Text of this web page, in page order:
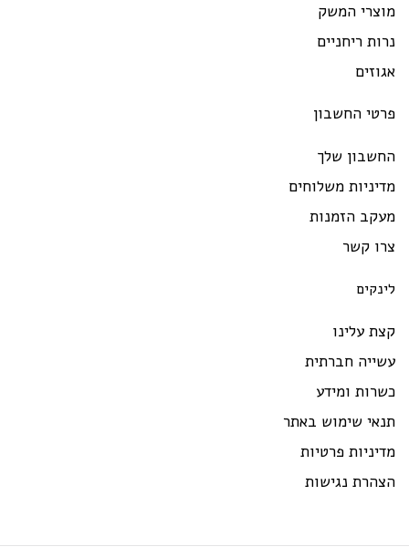
המשק
ריחניים
החשבון
שלך
משלוחים
הזמנות
קשר
עלינו
חברתית
ומידע
שימוש באתר
פרטיות
נגישות